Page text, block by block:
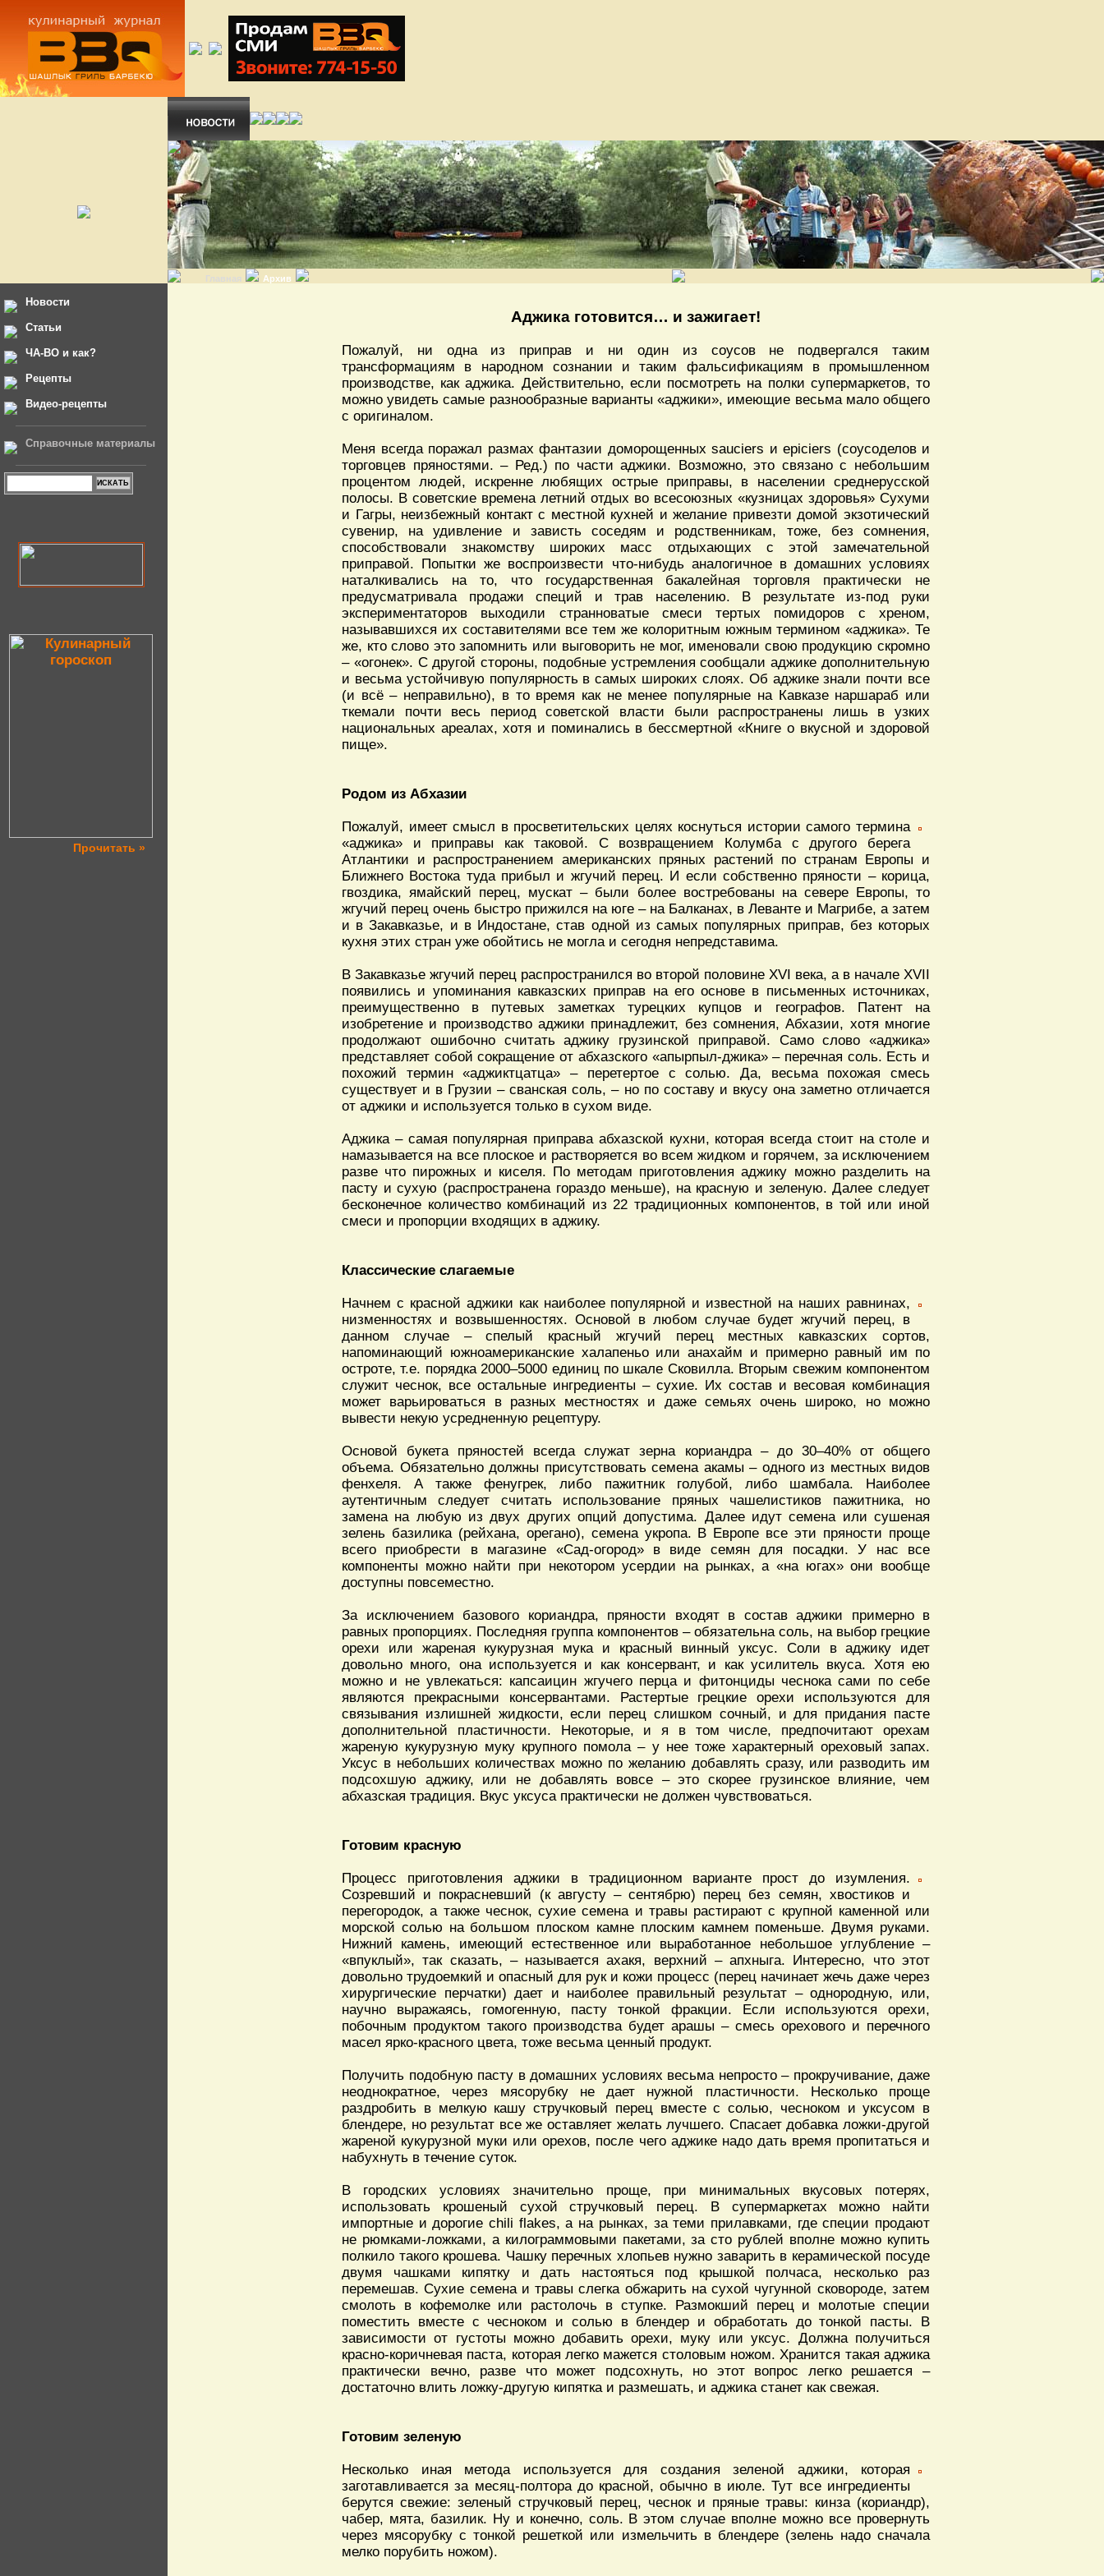
Главная Архив
Новости
Статьи
ЧА-ВО и как?
Рецепты
Видео-рецепты
Справочные материалы
Прочитать »
Аджика готовится… и зажигает!
Пожалуй, ни одна из приправ и ни один из соусов не подвергался таким
трансформациям в народном сознании и таким фальсификациям в промышленном
производстве, как аджика. Действительно, если посмотреть на полки супермаркетов, то
можно увидеть самые разнообразные варианты «аджики», имеющие весьма мало общего
с оригиналом.
Меня всегда поражал размах фантазии доморощенных sauciers и epiciers (соусоделов и
торговцев пряностями. – Ред.) по части аджики. Возможно, это связано с небольшим
процентом людей, искренне любящих острые приправы, в населении среднерусской
полосы. В советские времена летний отдых во всесоюзных «кузницах здоровья» Сухуми
и Гагры, неизбежный контакт с местной кухней и желание привезти домой экзотический
сувенир, на удивление и зависть соседям и родственникам, тоже, без сомнения,
способствовали знакомству широких масс отдыхающих с этой замечательной
приправой. Попытки же воспроизвести что-нибудь аналогичное в домашних условиях
наталкивались на то, что государственная бакалейная торговля практически не
предусматривала продажи специй и трав населению. В результате из-под руки
экспериментаторов выходили странноватые смеси тертых помидоров с хреном,
называвшихся их составителями все тем же колоритным южным термином «аджика». Те
же, кто слово это запомнить или выговорить не мог, именовали свою продукцию скромно
– «огонек». С другой стороны, подобные устремления сообщали аджике дополнительную
и весьма устойчивую популярность в самых широких слоях. Об аджике знали почти все
(и всё – неправильно), в то время как не менее популярные на Кавказе наршараб или
ткемали почти весь период советской власти были распространены лишь в узких
национальных ареалах, хотя и поминались в бессмертной «Книге о вкусной и здоровой
пище».
Родом из Абхазии
Пожалуй, имеет смысл в просветительских целях коснуться истории самого термина
«аджика» и приправы как таковой. С возвращением Колумба с другого берега
Атлантики и распространением американских пряных растений по странам Европы и
Ближнего Востока туда прибыл и жгучий перец. И если собственно пряности – корица,
гвоздика, ямайский перец, мускат – были более востребованы на севере Европы, то
жгучий перец очень быстро прижился на юге – на Балканах, в Леванте и Магрибе, а затем
и в Закавказье, и в Индостане, став одной из самых популярных приправ, без которых
кухня этих стран уже обойтись не могла и сегодня непредставима.
В Закавказье жгучий перец распространился во второй половине XVI века, а в начале XVII
появились и упоминания кавказских приправ на его основе в письменных источниках,
преимущественно в путевых заметках турецких купцов и географов. Патент на
изобретение и производство аджики принадлежит, без сомнения, Абхазии, хотя многие
продолжают ошибочно считать аджику грузинской приправой. Само слово «аджика»
представляет собой сокращение от абхазского «апырпыл-джика» – перечная соль. Есть и
похожий термин «аджиктцатца» – перетертое с солью. Да, весьма похожая смесь
существует и в Грузии – сванская соль, – но по составу и вкусу она заметно отличается
от аджики и используется только в сухом виде.
Аджика – самая популярная приправа абхазской кухни, которая всегда стоит на столе и
намазывается на все плоское и растворяется во всем жидком и горячем, за исключением
разве что пирожных и киселя. По методам приготовления аджику можно разделить на
пасту и сухую (распространена гораздо меньше), на красную и зеленую. Далее следует
бесконечное количество комбинаций из 22 традиционных компонентов, в той или иной
смеси и пропорции входящих в аджику.
Классические слагаемые
Начнем с красной аджики как наиболее популярной и известной на наших равнинах,
низменностях и возвышенностях. Основой в любом случае будет жгучий перец, в
данном случае – спелый красный жгучий перец местных кавказских сортов,
напоминающий южноамериканские халапеньо или анахайм и примерно равный им по
остроте, т.е. порядка 2000–5000 единиц по шкале Сковилла. Вторым свежим компонентом
служит чеснок, все остальные ингредиенты – сухие. Их состав и весовая комбинация
может варьироваться в разных местностях и даже семьях очень широко, но можно
вывести некую усредненную рецептуру.
Основой букета пряностей всегда служат зерна кориандра – до 30–40% от общего
объема. Обязательно должны присутствовать семена акамы – одного из местных видов
фенхеля. А также фенугрек, либо пажитник голубой, либо шамбала. Наиболее
аутентичным следует считать использование пряных чашелистиков пажитника, но
замена на любую из двух других опций допустима. Далее идут семена или сушеная
зелень базилика (рейхана, орегано), семена укропа. В Европе все эти пряности проще
всего приобрести в магазине «Сад-огород» в виде семян для посадки. У нас все
компоненты можно найти при некотором усердии на рынках, а «на югах» они вообще
доступны повсеместно.
За исключением базового кориандра, пряности входят в состав аджики примерно в
равных пропорциях. Последняя группа компонентов – обязательна соль, на выбор грецкие
орехи или жареная кукурузная мука и красный винный уксус. Соли в аджику идет
довольно много, она используется и как консервант, и как усилитель вкуса. Хотя ею
можно и не увлекаться: капсаицин жгучего перца и фитонциды чеснока сами по себе
являются прекрасными консервантами. Растертые грецкие орехи используются для
связывания излишней жидкости, если перец слишком сочный, и для придания пасте
дополнительной пластичности. Некоторые, и я в том числе, предпочитают орехам
жареную кукурузную муку крупного помола – у нее тоже характерный ореховый запах.
Уксус в небольших количествах можно по желанию добавлять сразу, или разводить им
подсохшую аджику, или не добавлять вовсе – это скорее грузинское влияние, чем
абхазская традиция. Вкус уксуса практически не должен чувствоваться.
Готовим красную
Процесс приготовления аджики в традиционном варианте прост до изумления.
Созревший и покрасневший (к августу – сентябрю) перец без семян, хвостиков и
перегородок, а также чеснок, сухие семена и травы растирают с крупной каменной или
морской солью на большом плоском камне плоским камнем поменьше. Двумя руками.
Нижний камень, имеющий естественное или выработанное небольшое углубление –
«впуклый», так сказать, – называется ахакя, верхний – апхныга. Интересно, что этот
довольно трудоемкий и опасный для рук и кожи процесс (перец начинает жечь даже через
хирургические перчатки) дает и наиболее правильный результат – однородную, или,
научно выражаясь, гомогенную, пасту тонкой фракции. Если используются орехи,
побочным продуктом такого производства будет арашы – смесь орехового и перечного
масел ярко-красного цвета, тоже весьма ценный продукт.
Получить подобную пасту в домашних условиях весьма непросто – прокручивание, даже
неоднократное, через мясорубку не дает нужной пластичности. Несколько проще
раздробить в мелкую кашу стручковый перец вместе с солью, чесноком и уксусом в
блендере, но результат все же оставляет желать лучшего. Спасает добавка ложки-другой
жареной кукурузной муки или орехов, после чего аджике надо дать время пропитаться и
набухнуть в течение суток.
В городских условиях значительно проще, при минимальных вкусовых потерях,
использовать крошеный сухой стручковый перец. В супермаркетах можно найти
импортные и дорогие chili flakes, а на рынках, за теми прилавками, где специи продают
не рюмками-ложками, а килограммовыми пакетами, за сто рублей вполне можно купить
полкило такого крошева. Чашку перечных хлопьев нужно заварить в керамической посуде
двумя чашками кипятку и дать настояться под крышкой полчаса, несколько раз
перемешав. Сухие семена и травы слегка обжарить на сухой чугунной сковороде, затем
смолоть в кофемолке или растолочь в ступке. Размокший перец и молотые специи
поместить вместе с чесноком и солью в блендер и обработать до тонкой пасты. В
зависимости от густоты можно добавить орехи, муку или уксус. Должна получиться
красно-коричневая паста, которая легко мажется столовым ножом. Хранится такая аджика
практически вечно, разве что может подсохнуть, но этот вопрос легко решается –
достаточно влить ложку-другую кипятка и размешать, и аджика станет как свежая.
Готовим зеленую
Несколько иная метода используется для создания зеленой аджики, которая
заготавливается за месяц-полтора до красной, обычно в июле. Тут все ингредиенты
берутся свежие: зеленый стручковый перец, чеснок и пряные травы: кинза (кориандр),
чабер, мята, базилик. Ну и конечно, соль. В этом случае вполне можно все провернуть
через мясорубку с тонкой решеткой или измельчить в блендере (зелень надо сначала
мелко порубить ножом).